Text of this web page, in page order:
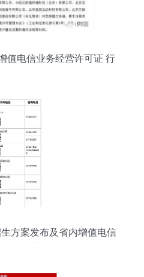
值电信业务经营许可证 行
方案发布及省内增值电信